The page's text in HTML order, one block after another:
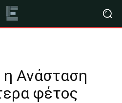
η Ανάσταση
φέτος